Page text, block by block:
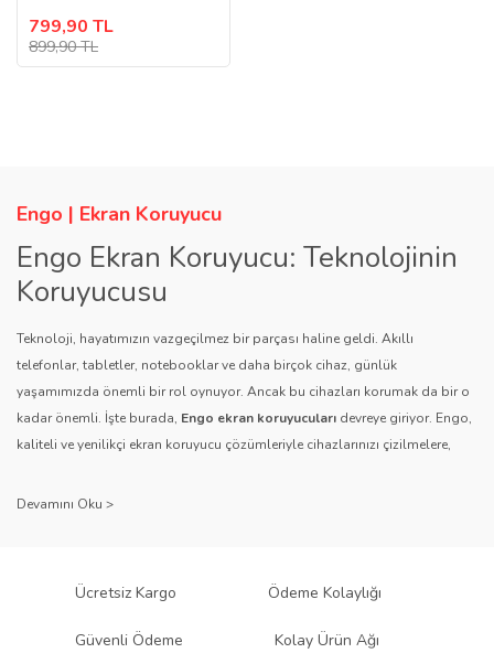
799,90 TL
899,90 TL
Engo | Ekran Koruyucu
Engo Ekran Koruyucu: Teknolojinin
Koruyucusu
Teknoloji, hayatımızın vazgeçilmez bir parçası haline geldi. Akıllı
telefonlar, tabletler, notebooklar ve daha birçok cihaz, günlük
yaşamımızda önemli bir rol oynuyor. Ancak bu cihazları korumak da bir o
kadar önemli. İşte burada, Engo ekran koruyucuları devreye giriyor. Engo,
kaliteli ve yenilikçi ekran koruyucu çözümleriyle cihazlarınızı çizilmelere,
sağlıyor.
Engo ekran koruyucuları
, uzun yıllara dayanan tecrübesi ve teknolojiye
ürününü titiz bir kalite kontrol sürecinden geçirir. Kullanıcı dostu tasarımı
Ücretsiz Kargo Ödeme Kolaylığı
Güvenli Ödeme Kolay Ürün Ağı